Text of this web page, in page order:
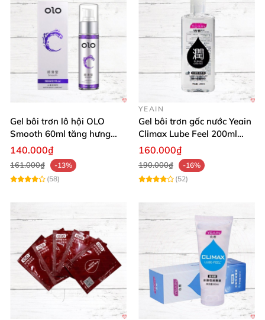
Gel bôi trơn lô hội OLO
Smooth 60ml tăng hưng
phấn, dễ chịu
140.000₫
161.000₫
-13%
(58)
YEAIN
Gel bôi trơn gốc nước Yeain
Climax Lube Feel 200ml
chất lượng
160.000₫
190.000₫
-16%
(52)